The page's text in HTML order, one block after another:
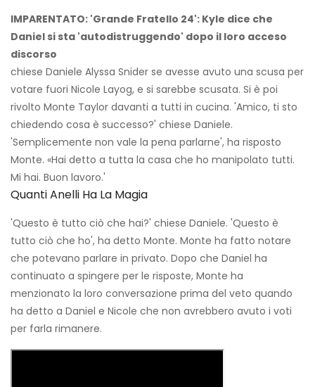
IMPARENTATO: 'Grande Fratello 24': Kyle dice che
Daniel si sta 'autodistruggendo' dopo il loro acceso
discorso
chiese Daniele Alyssa Snider se avesse avuto una scusa per
votare fuori Nicole Layog, e si sarebbe scusata. Si è poi
rivolto Monte Taylor davanti a tutti in cucina. 'Amico, ti sto
chiedendo cosa è successo?' chiese Daniele.
'Semplicemente non vale la pena parlarne', ha risposto
Monte. «Hai detto a tutta la casa che ho manipolato tutti.
Mi hai. Buon lavoro.'
Quanti Anelli Ha La Magia
'Questo è tutto ciò che hai?' chiese Daniele. 'Questo è
tutto ciò che ho', ha detto Monte. Monte ha fatto notare
che potevano parlare in privato. Dopo che Daniel ha
continuato a spingere per le risposte, Monte ha
menzionato la loro conversazione prima del veto quando
ha detto a Daniel e Nicole che non avrebbero avuto i voti
per farla rimanere.